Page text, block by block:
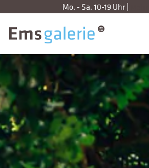
Inhalt
springen
Mo. - Sa. 10-19 Uhr |